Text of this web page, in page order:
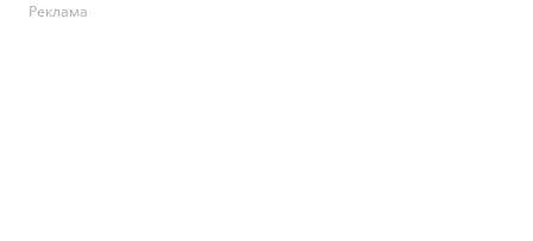
Реклама